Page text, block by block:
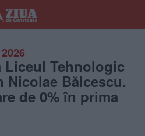
Tehnologic
Nicolae Bălcescu.
de 0% în prima